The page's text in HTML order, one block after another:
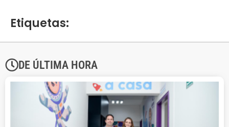
Etiquetas:
DE ÚLTIMA HORA